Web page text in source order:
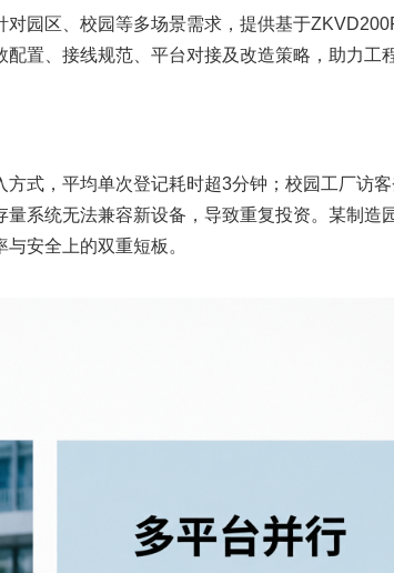
园区、校园等多场景需求，提供基于
置、接线规范、平台对接及改造策略，助力工
式，平均单次登记耗时超3分钟；校园工厂访客
系统无法兼容新设备，导致重复投资。某制造
安全上的双重短板。